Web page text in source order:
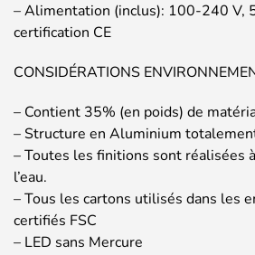
– Alimentation (inclus): 100-240 V,
certification CE
CONSIDÉRATIONS
– Contient 35% (en poids) de
– Structure en Aluminium
– Toutes les finitions sont réalisées
l’eau.
– Tous les cartons utilisés dans les
certifiés FSC
– LED sans Mercure